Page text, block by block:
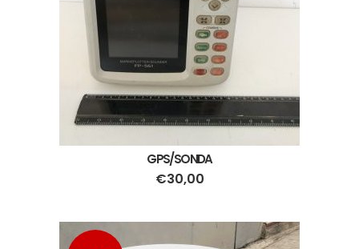
GPS/SONDA
€30,00